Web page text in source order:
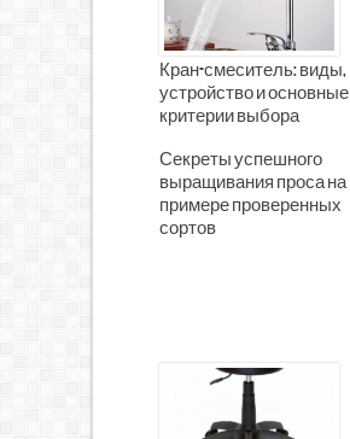
Кран-смеситель: виды,
устройство и основные
критерии выбора
Секреты успешного
выращивания проса на
примере проверенных
сортов